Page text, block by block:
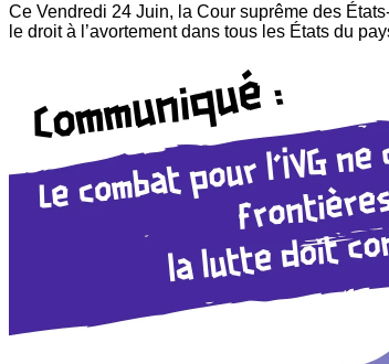
Ce Vendredi 24 Juin, la Cour suprême des
le droit à l’avortement dans tous les États du